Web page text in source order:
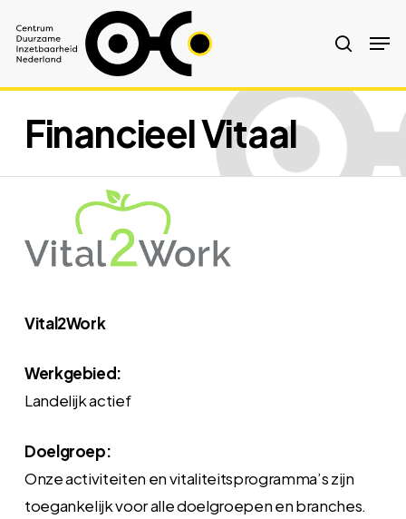
main
content
search
Financieel Vitaal
Vital2Work
Werkgebied:
Landelijk actief
Doelgroep:
Onze activiteiten en vitaliteitsprogramma’s zijn
toegankelijk voor alle doelgroepen en branches.
Menu